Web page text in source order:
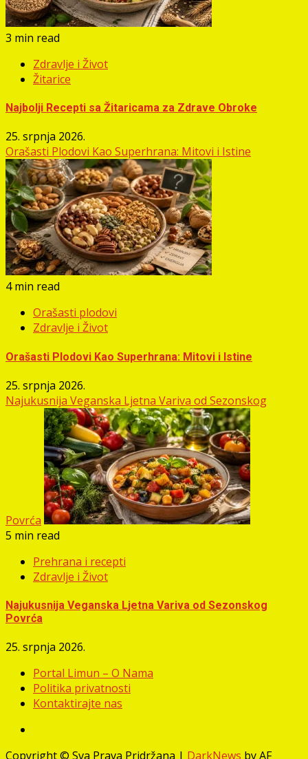
3 min read
Zdravlje i Život
Žitarice
Najbolji Recepti sa Žitaricama za Zdrave Obroke
25. srpnja 2026.
Orašasti Plodovi Kao Superhrana: Mitovi i Istine
4 min read
Orašasti plodovi
Zdravlje i Život
Orašasti Plodovi Kao Superhrana: Mitovi i Istine
25. srpnja 2026.
Najukusnija Veganska Ljetna Variva od Sezonskog
Povrća
5 min read
Prehrana i recepti
Zdravlje i Život
Najukusnija Veganska Ljetna Variva od Sezonskog
Povrća
25. srpnja 2026.
Portal Limun – O Nama
Politika privatnosti
Kontaktirajte nas
Copyright © Sva Prava Pridržana | DarkNews by AF